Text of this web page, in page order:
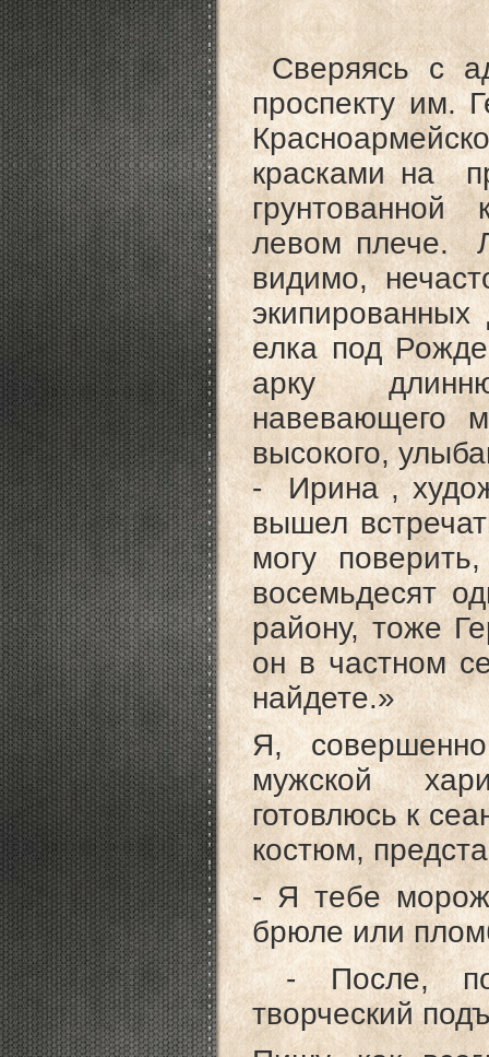
Сверяясь с
проспекту им.
красками на
левом плече.
видимо,
елка под
арку
навевающего
высокого,
- Ирина ,
вышел
могу
восемьдесят
району, тоже
он в частном
найдете.»
Я,
мужской
готовлюсь к
костюм,
- Я тебе
брюле или
- После,
творческий